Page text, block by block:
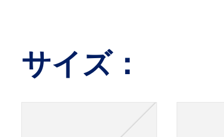
サイズ：